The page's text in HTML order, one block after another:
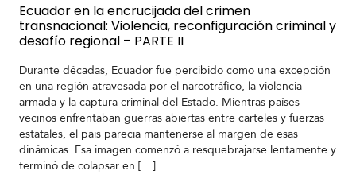
Ecuador en la encrucijada del crimen
transnacional: Violencia, reconfiguración criminal y
desafío regional – PARTE II
Durante décadas, Ecuador fue percibido como una excepción
en una región atravesada por el narcotráfico, la violencia
armada y la captura criminal del Estado. Mientras países
vecinos enfrentaban guerras abiertas entre cárteles y fuerzas
estatales, el país parecía mantenerse al margen de esas
dinámicas. Esa imagen comenzó a resquebrajarse lentamente y
terminó de colapsar en […]